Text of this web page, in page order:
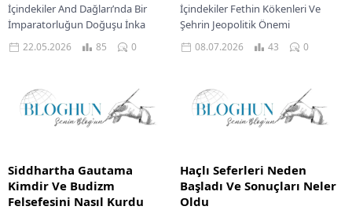
İçindekiler And Dağları’nda Bir
İmparatorluğun Doğuşu İnka
İmparatorluğu’nun Düşüşünün
Sonuçları İnka Medeniyetinin
And Dağları’nda yükselen ve...
22.05.2026 85 0
İçindekiler Fethin Kökenleri Ve
Şehrin Jeopolitik Önemi
Osmanlı’nın Gözünden Fetih
Hedefi Kuşatma Hazırlıkları Ve
Destansı...
08.07.2026 43 0
Siddhartha Gautama
Kimdir Ve Budizm
Felsefesini Nasıl Kurdu
Haçlı Seferleri Neden
Başladı Ve Sonuçları Neler
Oldu